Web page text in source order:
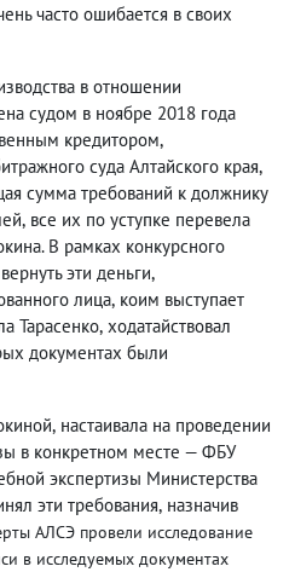
часто ошибается в своих
в отношении
судом в ноябре 2018 года
кредитором,
суда Алтайского края,
сумма требований к должнику
, все их по уступке перевела
В рамках конкурсного
эти деньги,
лица, коим выступает
Тарасенко, ходатайствовал
документах были
, настаивала на проведении
в конкретном месте — ФБУ
экспертизы Министерства
эти требования, назначив
АЛСЭ провели исследование
в исследуемых документах